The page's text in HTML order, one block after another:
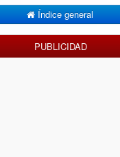
Índice general
PUBLICIDAD